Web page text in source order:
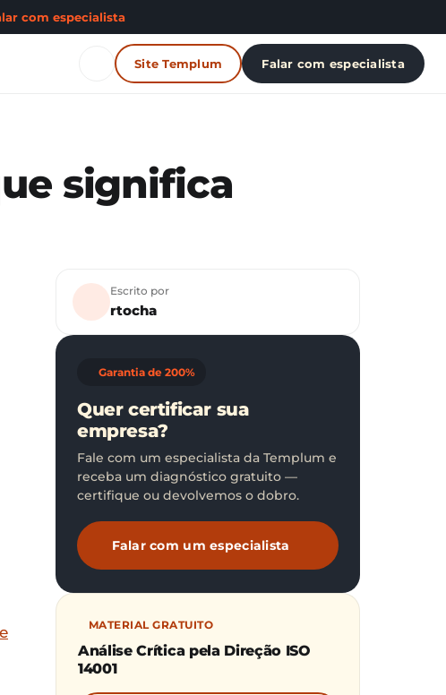
com especialista
Site Templum Falar com especialista
significa
Escrito por
rtocha
Garantia de 200%
Quer certificar sua
empresa?
Fale com um especialista da Templum e
receba um diagnóstico gratuito —
certifique ou devolvemos o dobro.
Falar com um especialista
MATERIAL GRATUITO
Análise Crítica pela Direção ISO
14001